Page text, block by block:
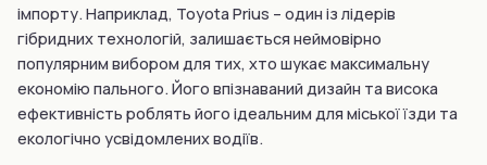
імпорту. Наприклад, Toyota Prius – один із лідерів
гібридних технологій, залишається неймовірно
популярним вибором для тих, хто шукає максимальну
економію пального. Його впізнаваний дизайн та висока
ефективність роблять його ідеальним для міської їзди та
екологічно усвідомлених водіїв.